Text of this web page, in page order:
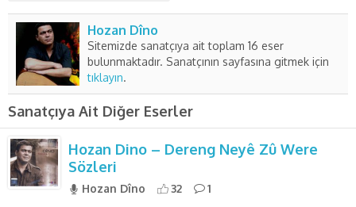
Hozan Dîno
Sitemizde sanatçıya ait toplam 16 eser
bulunmaktadır. Sanatçının sayfasına gitmek için
tıklayın.
Sanatçıya Ait Diğer Eserler
Hozan Dino – Dereng Neyê Zû Were
Sözleri
Hozan Dîno 32 1